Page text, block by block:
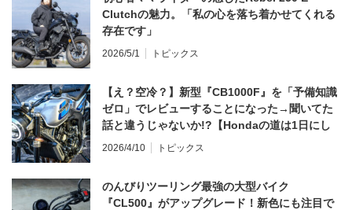
Clutchの魅力。「私の心を落ち着かせてくれる
存在です」
2026/5/1 トピックス
【え？空冷？】新型『CB1000F』を「予備知識
ゼロ」でレビューすることになった→聞いてた
話と違うじゃないか!?【Hondaの道は1日にし
てならず／CB1000F ①第一印象 編】
2026/4/10 トピックス
のんびりツーリング最強の大型バイク
『CL500』がアップグレード！新色にも注目で